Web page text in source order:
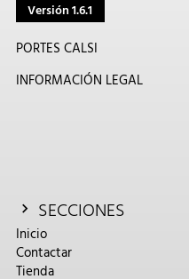
Versión 1.6.1
PORTES CALSI
INFORMACIÓN LEGAL
SECCIONES
Inicio
Contactar
Tienda